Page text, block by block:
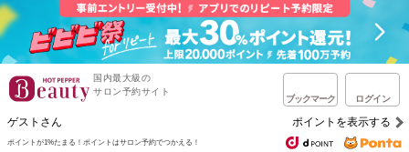
国内最大級の
サロン予約サイト
ブックマーク ログイン
ゲストさん ポイントを表示する
ポイントが1%たまる！ ポイントはサロン予約でつかえる！